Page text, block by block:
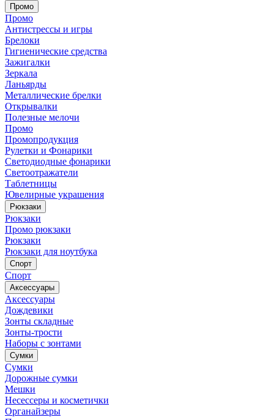
Промо
Промо
Антистрессы и игры
Брелоки
Гигиенические средства
Зажигалки
Зеркала
Ланьярды
Металлические брелки
Открывалки
Полезные мелочи
Промо
Промопродукция
Рулетки и Фонарики
Светодиодные фонарики
Светоотражатели
Таблетницы
Ювелирные украшения
Рюкзаки
Рюкзаки
Промо рюкзаки
Рюкзаки
Рюкзаки для ноутбука
Спорт
Спорт
Аксессуары
Аксессуары
Дождевики
Зонты складные
Зонты-трости
Наборы с зонтами
Сумки
Сумки
Дорожные сумки
Мешки
Несессеры и косметички
Органайзеры